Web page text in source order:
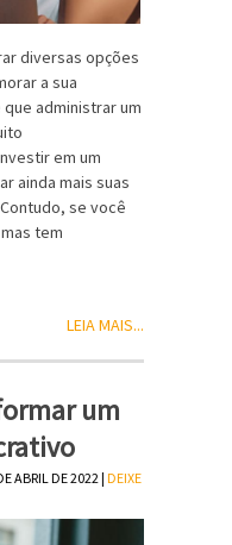
diversas opções
a sua
administrar um
em um
ainda mais suas
se você
tem
LEIA MAIS...
um
ABRIL DE 2022 | DEIXE